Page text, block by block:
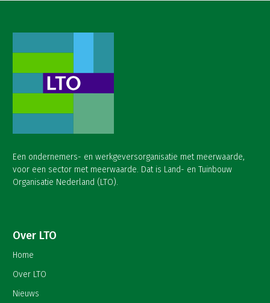
Een ondernemers- en werkgeversorganisatie met meerwaarde,
voor een sector met meerwaarde. Dat is Land- en Tuinbouw
Organisatie Nederland (LTO).
Over LTO
Home
Over LTO
Nieuws